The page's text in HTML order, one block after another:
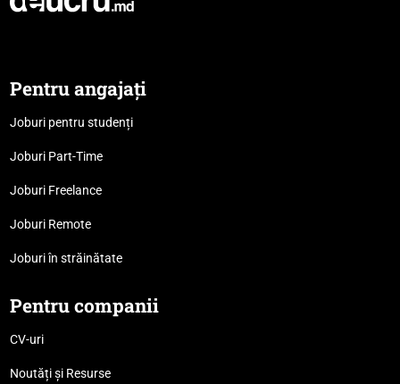
Pentru angajați
Joburi pentru studenți
Joburi Part-Time
Joburi Freelance
Joburi Remote
Joburi în străinătate
Pentru companii
CV-uri
Noutăți și Resurse